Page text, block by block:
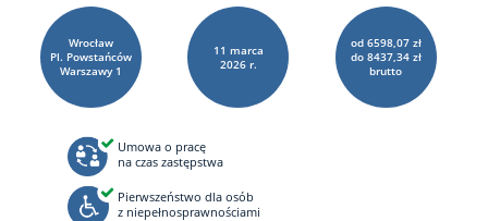
Wrocław
Pl. Powstańców
Warszawy 1
11 marca
2026 r.
od 6598,07 zł
do 8437,34 zł
brutto
Umowa o pracę
na czas zastępstwa
Pierwszeństwo dla osób
z niepełnosprawnościami